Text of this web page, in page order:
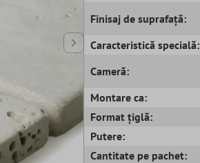
Finisaj de suprafață:
Caracteristică specială:
Cameră:
Montare ca:
Format țiglă:
Putere:
Cantitate pe pachet: